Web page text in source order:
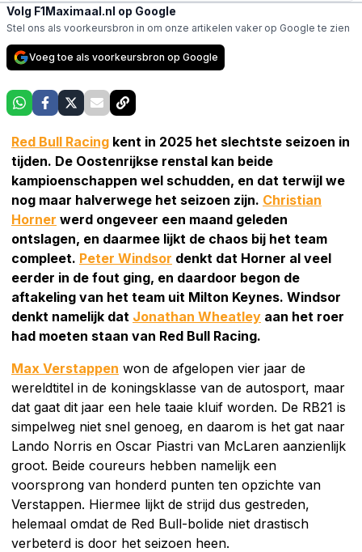
Volg F1Maximaal.nl op Google
Stel ons als voorkeursbron in om onze artikelen vaker op Google te zien
Voeg toe als voorkeursbron op Google
Red Bull Racing kent in 2025 het slechtste seizoen in
tijden. De Oostenrijkse renstal kan beide
kampioenschappen wel schudden, en dat terwijl we
nog maar halverwege het seizoen zijn. Christian
Horner werd ongeveer een maand geleden
ontslagen, en daarmee lijkt de chaos bij het team
compleet. Peter Windsor denkt dat Horner al veel
eerder in de fout ging, en daardoor begon de
aftakeling van het team uit Milton Keynes. Windsor
denkt namelijk dat Jonathan Wheatley aan het roer
had moeten staan van Red Bull Racing.
Max Verstappen won de afgelopen vier jaar de
wereldtitel in de koningsklasse van de autosport, maar
dat gaat dit jaar een hele taaie kluif worden. De RB21 is
simpelweg niet snel genoeg, en daarom is het gat naar
Lando Norris en Oscar Piastri van McLaren aanzienlijk
groot. Beide coureurs hebben namelijk een
voorsprong van honderd punten ten opzichte van
Verstappen. Hiermee lijkt de strijd dus gestreden,
helemaal omdat de Red Bull-bolide niet drastisch
verbeterd is door het seizoen heen.